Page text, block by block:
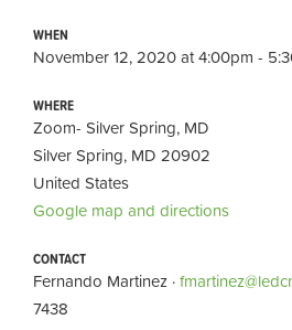
WHEN
November 12, 2020 at 4:00pm -
WHERE
Zoom- Silver Spring, MD
Silver Spring, MD 20902
United States
Google map and directions
CONTACT
Fernando Martinez ·
7438